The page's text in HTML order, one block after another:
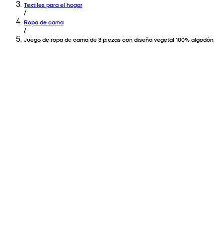
Textiles para el hogar
/
Ropa de cama
/
Juego de ropa de cama de 3 piezas con diseño vegetal 100% algodón